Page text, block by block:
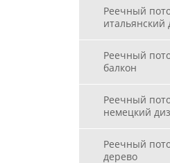
Реечный
итальянский
Реечный
балкон
Реечный
немецкий
Реечный
дерево